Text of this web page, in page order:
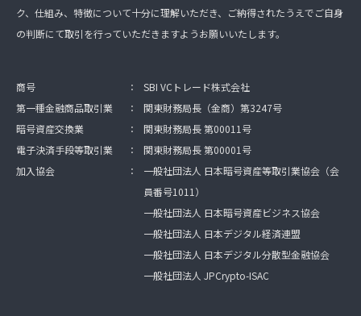
ク、仕組み、特徴について十分に理解いただき、ご納得されたうえでご自身
の判断にて取引を行っていただきますようお願いいたします。
商号 ：
SBI VCトレード株式会社
第一種金融商品取引業
：
関東財務局長（金商）第3247号
暗号資産交換業
：
関東財務局長 第00011号
電子決済手段等取引業
：
関東財務局長 第00001号
加入協会
：
一般社団法人 日本暗号資産等取引業協会（会
員番号1011）
一般社団法人 日本暗号資産ビジネス協会
一般社団法人 日本デジタル経済連盟
一般社団法人 日本デジタル分散型金融協会
一般社団法人 JPCrypto-ISAC